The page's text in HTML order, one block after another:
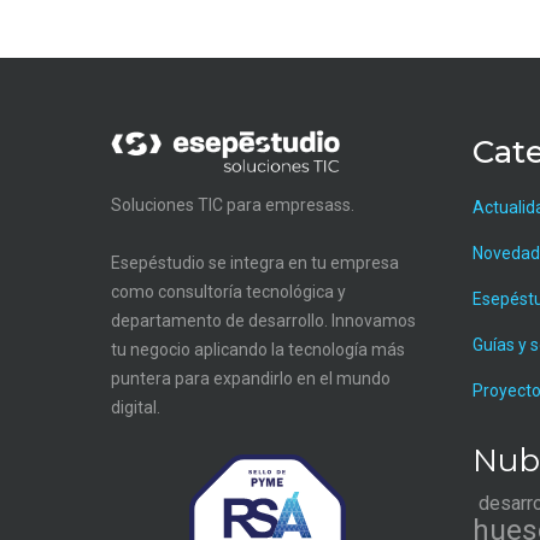
Soluciones TIC para empresass.
Esepéstudio se integra en tu empresa
como consultoría tecnológica y
departamento de desarrollo. Innovamos
tu negocio aplicando la tecnología más
puntera para expandirlo en el mundo
digital.
Guías y